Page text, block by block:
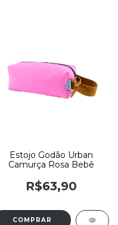
Estojo Godão Urban
Camurça Rosa Bebê
R$63,90